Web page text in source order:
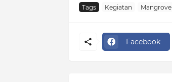
Tags Kegiatan Mangrove
Facebook